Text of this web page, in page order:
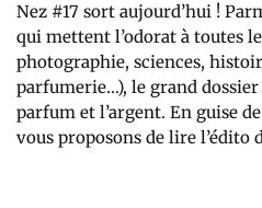
Nez #17 sort aujourd’hui !
qui mettent l’odorat à toutes
photographie, sciences,
parfumerie…), le grand
parfum et l’argent. En guise
vous proposons de lire l’édito